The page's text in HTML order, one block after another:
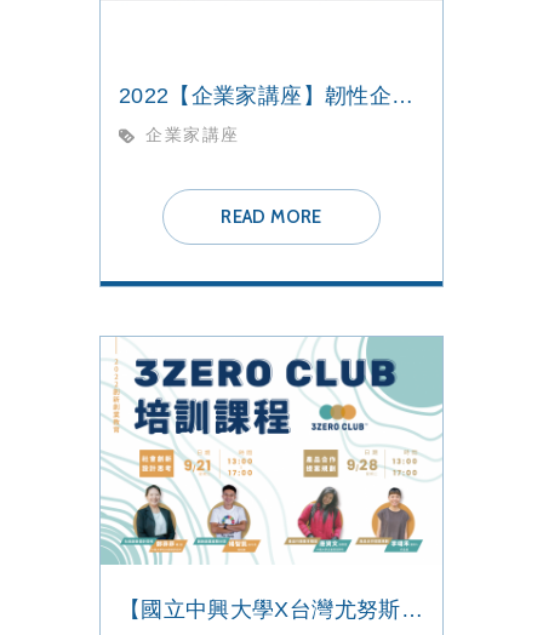
2022【企業家講座】韌性企業的蛻變與成長
企業家講座
READ MORE
【國立中興大學X台灣尤努斯基金會】 3ZERO CLUB培訓課程